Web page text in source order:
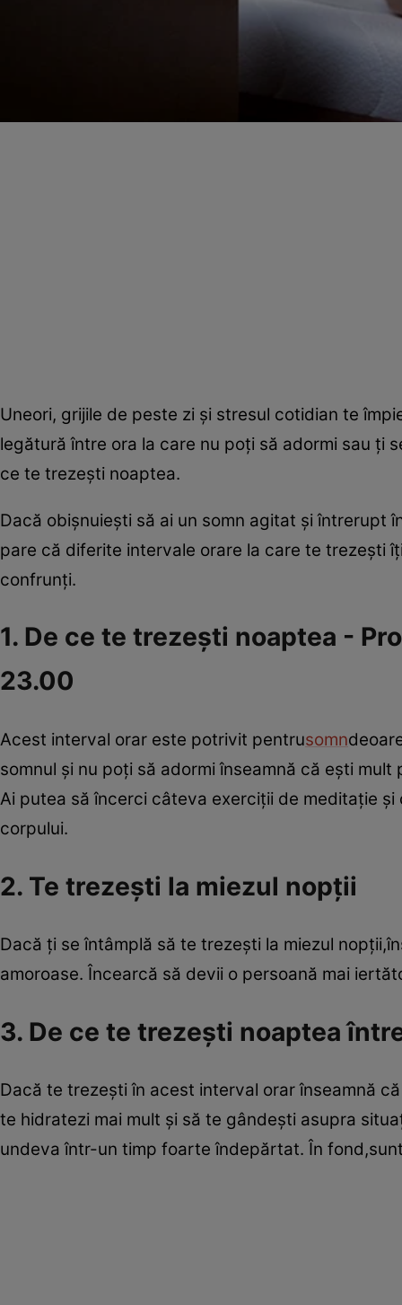
Uneori, grijile de peste zi şi stresul cotidian te
legătură între ora la care nu poţi să adormi sau ţi
ce te trezeşti noaptea.
Dacă obişnuieşti să ai un somn agitat şi întrerupt
pare că diferite intervale orare la care te trezeşti
confrunţi.
1. De ce te trezeşti noaptea -
23.00
Acest interval orar este potrivit pentrusomn
somnul şi nu poţi să adormi înseamnă că eşti
Ai putea să încerci câteva exerciţii de meditaţie
corpului.
2. Te trezeşti la miezul nopţii
Dacă ţi se întâmplă să te trezeşti la miezul
amoroase. Încearcă să devii o persoană mai
3. De ce te trezeşti noaptea
Dacă te trezeşti în acest interval orar înseamnă
te hidratezi mai mult şi să te gândeşti asupra
undeva într-un timp foarte îndepărtat. În